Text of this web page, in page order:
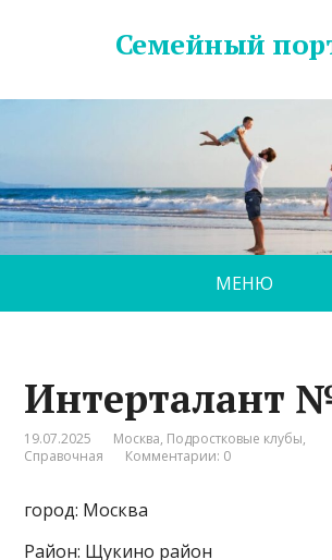
Семейный
МЕНЮ
Интерталант
19.07.2025 Москва, Подростковые клубы,
Справочная
Комментарии: 0
город: Москва
Район: Щукино район